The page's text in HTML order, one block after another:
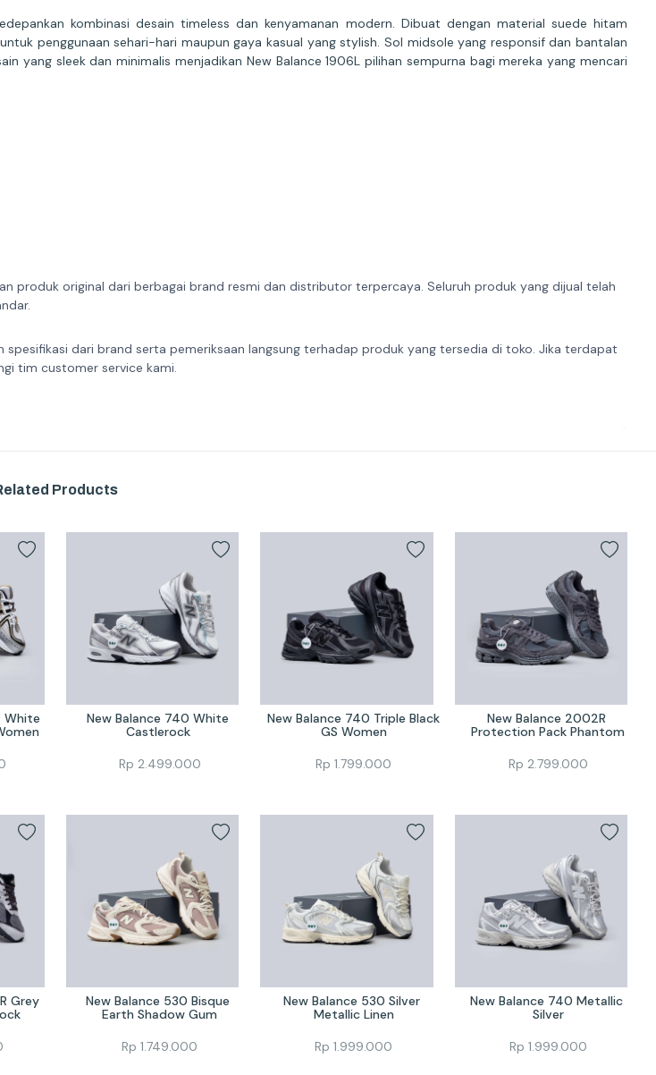
kombinasi desain timeless dan kenyamanan modern. Dibuat dengan material suede hitam
penggunaan sehari-hari maupun gaya kasual yang stylish. Sol midsole yang responsif dan bantalan
yang sleek dan minimalis menjadikan New Balance 1906L pilihan sempurna bagi mereka yang mencari
produk original dari berbagai brand resmi dan distributor terpercaya. Seluruh produk yang dijual telah
dari brand serta pemeriksaan langsung terhadap produk yang tersedia di toko. Jika terdapat
tim customer service kami.
Products
White
New Balance 740 White
Castlerock
Rp 2.499.000
New Balance 740 Triple Black
GS Women
Rp1.799.000
New Balance 2002R
Protection Pack Phantom
Rp 2.799.000
Grey
New Balance 530 Bisque
Earth Shadow Gum
Rp1.749.000
New Balance 530 Silver
Metallic Linen
Rp1.999.000
New Balance 740 Metallic
Silver
Rp 1.999.000